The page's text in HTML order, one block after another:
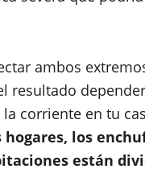
ambos
resultado
corriente en tu
los
están